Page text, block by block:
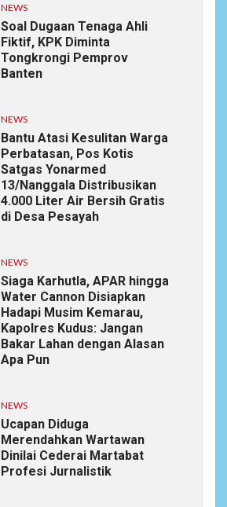
NEWS
Soal Dugaan Tenaga Ahli
Fiktif, KPK Diminta
Tongkrongi Pemprov
Banten
NEWS
Bantu Atasi Kesulitan Warga
Perbatasan, Pos Kotis
Satgas Yonarmed
13/Nanggala Distribusikan
4.000 Liter Air Bersih Gratis
di Desa Pesayah
NEWS
Siaga Karhutla, APAR hingga
Water Cannon Disiapkan
Hadapi Musim Kemarau,
Kapolres Kudus: Jangan
Bakar Lahan dengan Alasan
Apa Pun
NEWS
Ucapan Diduga
Merendahkan Wartawan
Dinilai Cederai Martabat
Profesi Jurnalistik